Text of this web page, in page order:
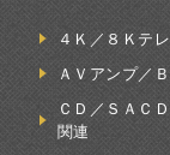
４Ｋ／８Ｋテ
ＡＶアンプ／
ＣＤ／ＳＡＣ
関連